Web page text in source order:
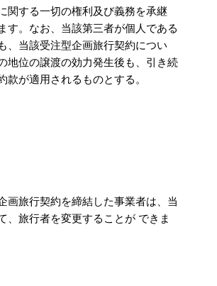
関する一切の権利及び義務を承継
す。なお、当該第三者が個人である
、当該受注型企画旅行契約につい
地位の譲渡の効力発生後も、引き続
款が適用されるものとする。
画旅行契約を締結した事業者は、当
、旅行者を変更することが できま